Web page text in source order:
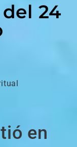
24
en